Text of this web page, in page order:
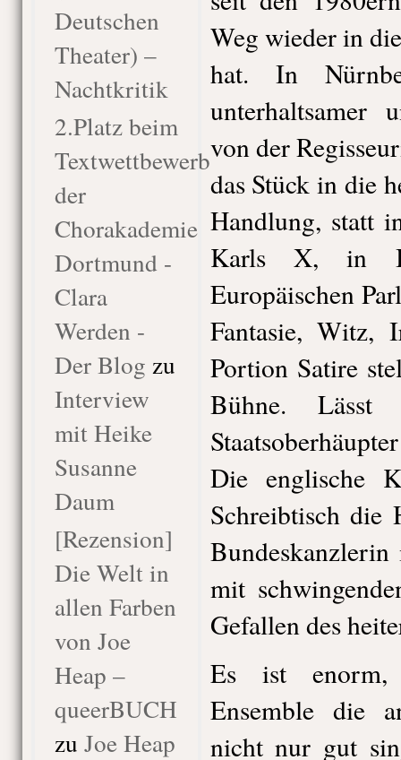
Deutschen
Theater) –
Nachtkritik
2.Platz beim
Textwettbewerb
der
Chorakademie
Dortmund -
Clara
Werden -
Der Blog zu
Interview
mit Heike
Susanne
Daum
[Rezension]
Die Welt in
allen Farben
von Joe
Heap –
queerBUCH
zu Joe Heap
Weg wieder in
hat. In
unterhaltsamer
von der
das Stück in die
Handlung, statt
Karls X, in
Europäischen
Fantasie, Witz,
Portion Satire
Bühne. Lässt
Die englische
Schreibtisch die
mit
Gefallen des
Es ist enorm,
Ensemble die
nicht nur gut